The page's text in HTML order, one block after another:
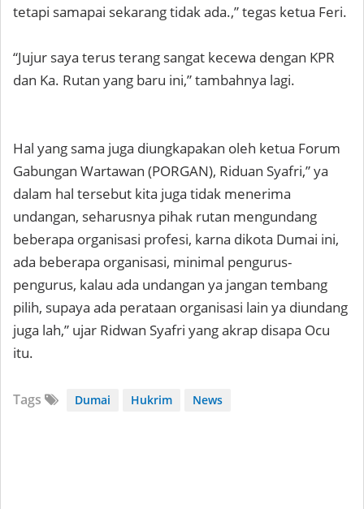
tetapi samapai sekarang tidak ada.,” tegas ketua Feri.
“Jujur saya terus terang sangat kecewa dengan KPR
dan Ka. Rutan yang baru ini,” tambahnya lagi.
Hal yang sama juga diungkapakan oleh ketua Forum
Gabungan Wartawan (PORGAN), Riduan Syafri,” ya
dalam hal tersebut kita juga tidak menerima
undangan, seharusnya pihak rutan mengundang
beberapa organisasi profesi, karna dikota Dumai ini,
ada beberapa organisasi, minimal pengurus-
pengurus, kalau ada undangan ya jangan tembang
pilih, supaya ada perataan organisasi lain ya diundang
juga lah,” ujar Ridwan Syafri yang akrap disapa Ocu
itu.
Tags Dumai Hukrim News